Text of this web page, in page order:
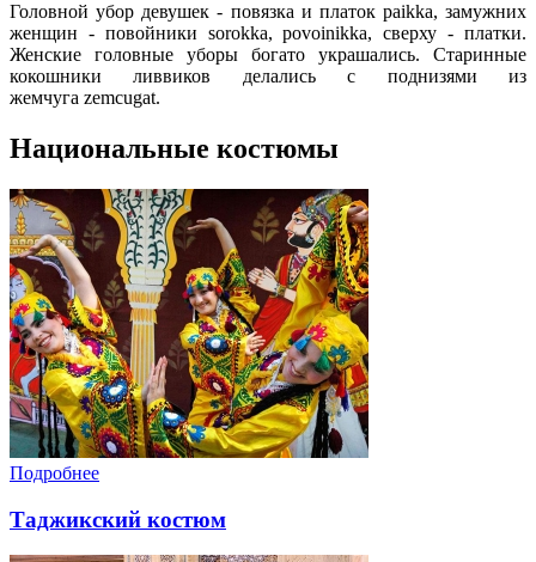
Головной убор девушек - повязка и платок paikka, замужних
женщин - повойники sorokka, povoinikkа, сверху - платки.
Женские головные уборы богато украшались. Старинные
кокошники ливвиков делались с поднизями из
жемчуга zemcugat.
Национальные костюмы
Подробнее
Таджикский костюм